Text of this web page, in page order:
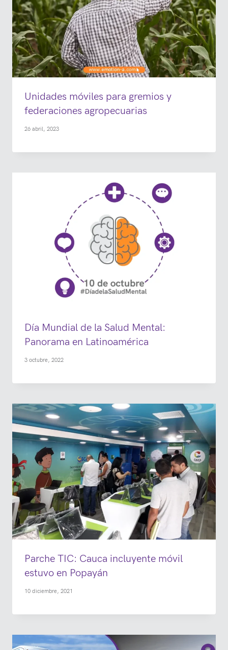
Unidades móviles para gremios y
federaciones agropecuarias
26 abril, 2023
Día Mundial de la Salud Mental:
Panorama en Latinoamérica
3 octubre, 2022
Parche TIC: Cauca incluyente móvil
estuvo en Popayán
10 diciembre, 2021